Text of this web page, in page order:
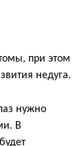
при этом
недуга.
нужно
В